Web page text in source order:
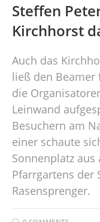
Steffen
Kirchhorst
Auch das
ließ den Beamer
die
Leinwand
Besuchern am
einer schaute
Sonnenplatz
Pfarrgartens der
Rasensprenger.